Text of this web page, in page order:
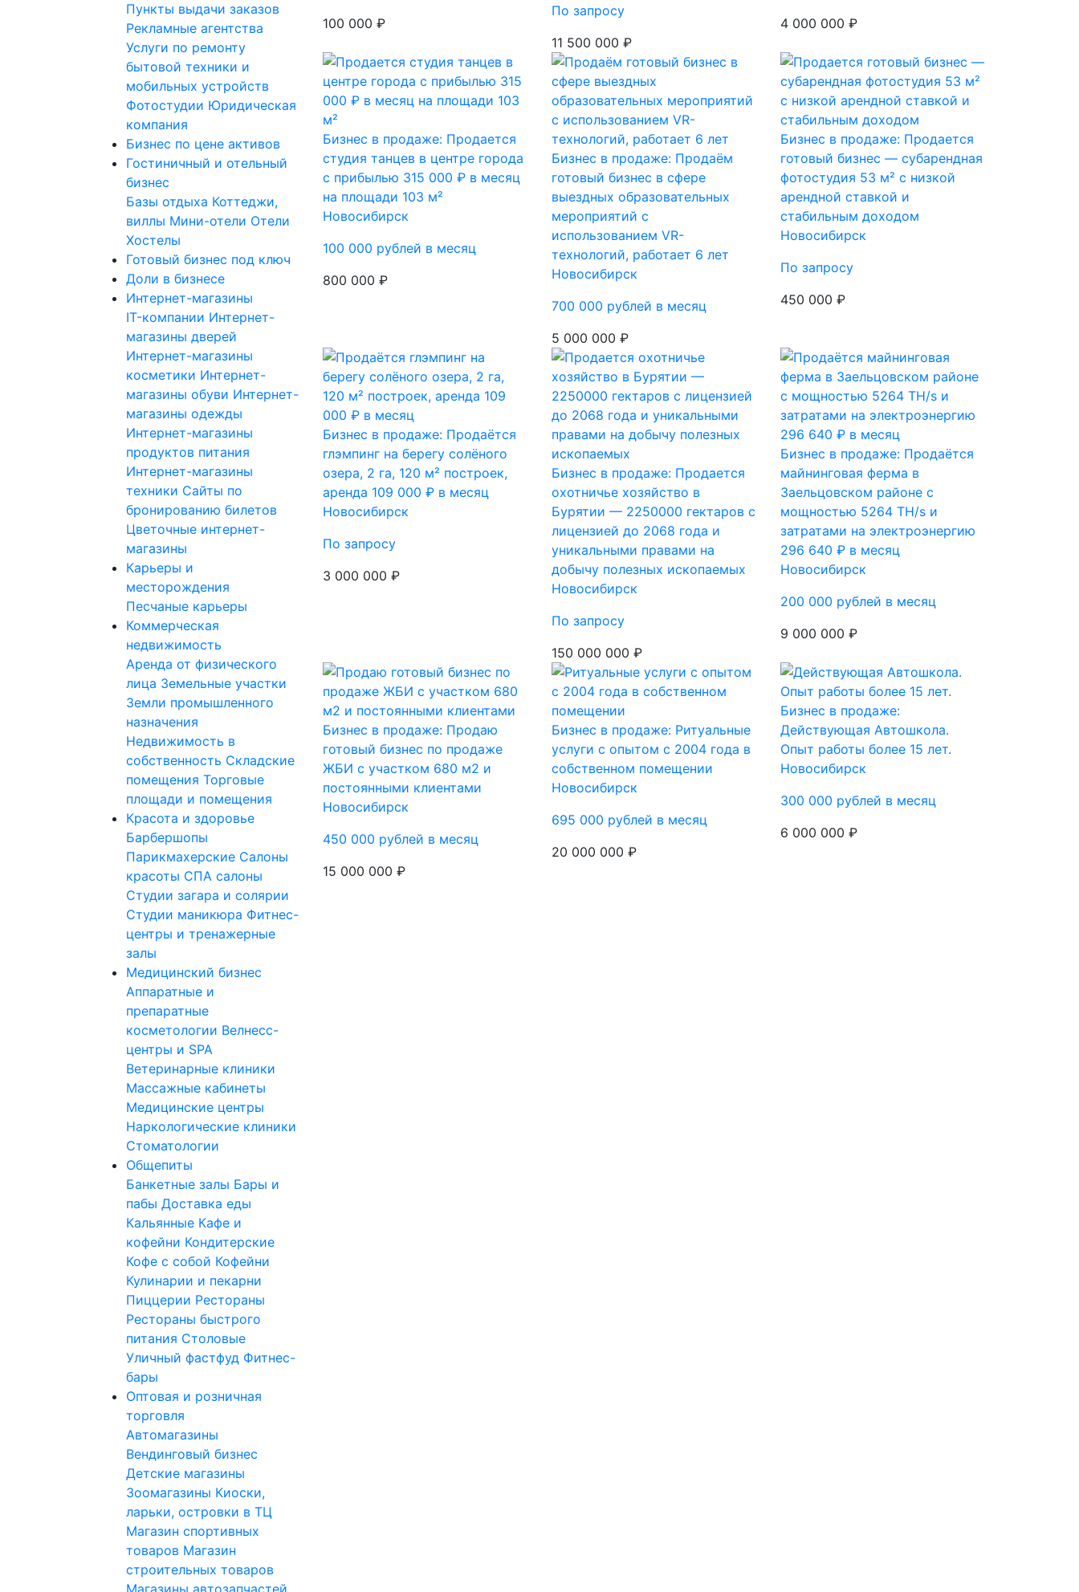
Пункты выдачи заказов
Рекламные агентства
Услуги по ремонту
бытовой техники и
мобильных устройств
Фотостудии Юридическая
компания
Бизнес по цене активов
Гостиничный и отельный
бизнес
Базы отдыха Коттеджи,
виллы Мини-отели Отели
Хостелы
Готовый бизнес под ключ
Доли в бизнесе
Интернет-магазины
IT-компании Интернет-
магазины дверей
Интернет-магазины
косметики Интернет-
магазины обуви Интернет-
магазины одежды
Интернет-магазины
продуктов питания
Интернет-магазины
техники Сайты по
бронированию билетов
Цветочные интернет-
магазины
Карьеры и
месторождения
Песчаные карьеры
Коммерческая
недвижимость
Аренда от физического
лица Земельные участки
Земли промышленного
назначения
Недвижимость в
собственность Складские
помещения Торговые
площади и помещения
Красота и здоровье
Барбершопы
Парикмахерские Салоны
красоты СПА салоны
Студии загара и солярии
Студии маникюра Фитнес-
центры и тренажерные
залы
Медицинский бизнес
Аппаратные и
препаратные
косметологии Велнесс-
центры и SPA
Ветеринарные клиники
Массажные кабинеты
Медицинские центры
Наркологические клиники
Стоматологии
Общепиты
Банкетные залы Бары и
пабы Доставка еды
Кальянные Кафе и
кофейни Кондитерские
Кофе с собой Кофейни
Кулинарии и пекарни
Пиццерии Рестораны
Рестораны быстрого
питания Столовые
Уличный фастфуд Фитнес-
бары
Оптовая и розничная
торговля
Автомагазины
Вендинговый бизнес
Детские магазины
Зоомагазины Киоски,
ларьки, островки в ТЦ
Магазин спортивных
товаров Магазин
строительных товаров
Магазины автозапчастей
100 000 ₽
По запросу
11 500 000 ₽
4 000 000 ₽
Бизнес в продаже: Продается
студия танцев в центре города
с прибылью 315 000 ₽ в месяц
на площади 103 м²
Новосибирск
100 000 рублей в месяц
800 000 ₽
Бизнес в продаже: Продаём
готовый бизнес в сфере
выездных образовательных
мероприятий с
использованием VR-
технологий, работает 6 лет
Новосибирск
700 000 рублей в месяц
5 000 000 ₽
Бизнес в продаже: Продается
готовый бизнес — субарендная
фотостудия 53 м² с низкой
арендной ставкой и
стабильным доходом
Новосибирск
По запросу
450 000 ₽
Бизнес в продаже: Продаётся
глэмпинг на берегу солёного
озера, 2 га, 120 м² построек,
аренда 109 000 ₽ в месяц
Новосибирск
По запросу
3 000 000 ₽
Бизнес в продаже: Продается
охотничье хозяйство в
Бурятии — 2250000 гектаров с
лицензией до 2068 года и
уникальными правами на
добычу полезных ископаемых
Новосибирск
По запросу
150 000 000 ₽
Бизнес в продаже: Продаётся
майнинговая ферма в
Заельцовском районе с
мощностью 5264 TH/s и
затратами на электроэнергию
296 640 ₽ в месяц
Новосибирск
200 000 рублей в месяц
9 000 000 ₽
Бизнес в продаже: Продаю
готовый бизнес по продаже
ЖБИ с участком 680 м2 и
постоянными клиентами
Новосибирск
450 000 рублей в месяц
15 000 000 ₽
Бизнес в продаже: Ритуальные
услуги с опытом с 2004 года в
собственном помещении
Новосибирск
695 000 рублей в месяц
20 000 000 ₽
Бизнес в продаже:
Действующая Автошкола.
Опыт работы более 15 лет.
Новосибирск
300 000 рублей в месяц
6 000 000 ₽